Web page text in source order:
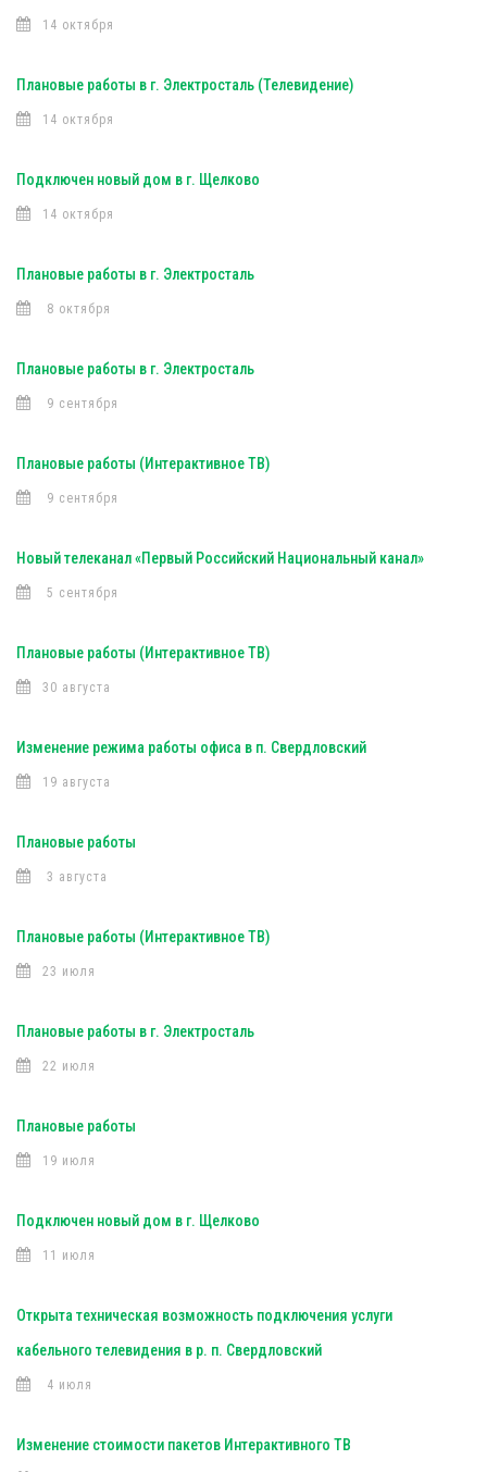
14 октября
Плановые работы в г. Электросталь (Телевидение)
14 октября
Подключен новый дом в г. Щелково
14 октября
Плановые работы в г. Электросталь
8 октября
Плановые работы в г. Электросталь
9 сентября
Плановые работы (Интерактивное ТВ)
9 сентября
Новый телеканал «Первый Российский Национальный канал»
5 сентября
Плановые работы (Интерактивное ТВ)
30 августа
Изменение режима работы офиса в п. Свердловский
19 августа
Плановые работы
3 августа
Плановые работы (Интерактивное ТВ)
23 июля
Плановые работы в г. Электросталь
22 июля
Плановые работы
19 июля
Подключен новый дом в г. Щелково
11 июля
Открыта техническая возможность подключения услуги
кабельного телевидения в р. п. Свердловский
4 июля
Изменение стоимости пакетов Интерактивного ТВ